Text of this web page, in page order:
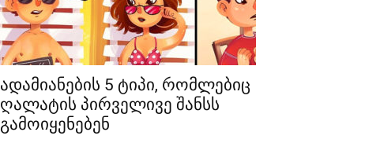
ადამიანების 5 ტიპი, რომლებიც
ღალატის პირველივე შანსს
გამოიყენებენ